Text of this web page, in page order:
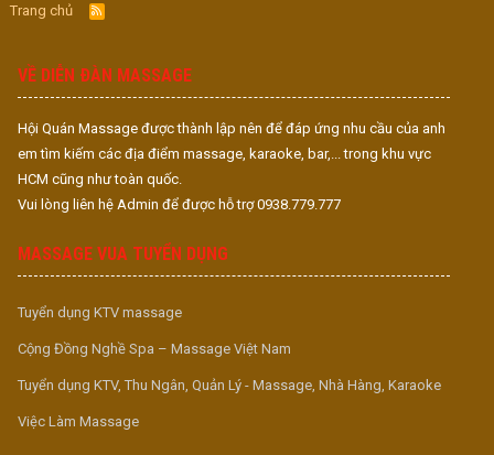
Trang chủ
R
S
VỀ DIỄN ĐÀN MASSAGE
Hội Quán Massage được thành lập nên để đáp ứng nhu cầu của anh
em tìm kiếm các địa điểm massage, karaoke, bar,... trong khu vực
HCM cũng như toàn quốc.
Vui lòng liên hệ Admin để được hỗ trợ 0938.779.777
MASSAGE VUA TUYỂN DỤNG
Tuyển dụng KTV massage
Cộng Đồng Nghề Spa – Massage Việt Nam
Tuyển dụng KTV, Thu Ngân, Quản Lý - Massage, Nhà Hàng, Karaoke
Việc Làm Massage